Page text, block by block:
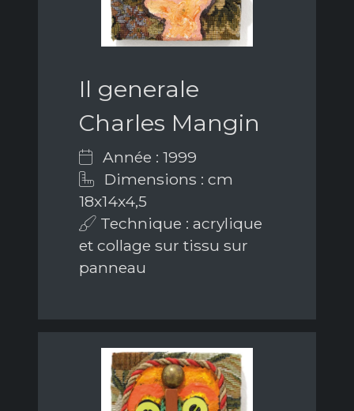
Il generale
Charles Mangin
Année : 1999
Dimensions : cm
18x14x4,5
Technique : acrylique
et collage sur tissu sur
panneau